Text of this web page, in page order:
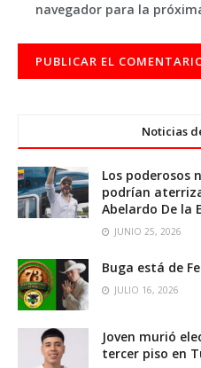
navegador para la
Noticias
Los poderosos
podrían
Abelardo De la
JUNIO 25, 2026
Buga está de
JULIO 16, 2026
Joven murió
tercer piso en